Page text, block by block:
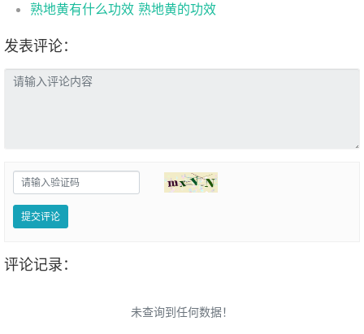
熟地黄有什么功效 熟地黄的功效
发表评论：
提交评论
评论记录：
未查询到任何数据！